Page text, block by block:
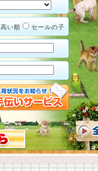
高い順 セールの子